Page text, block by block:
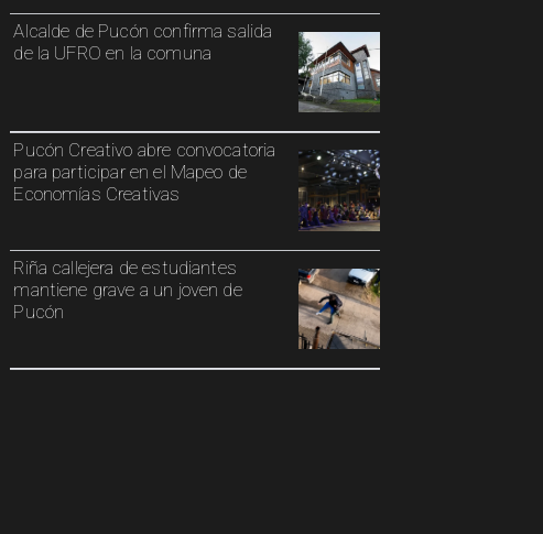
Alcalde de Pucón confirma salida
de la UFRO en la comuna
Pucón Creativo abre convocatoria
para participar en el Mapeo de
Economías Creativas
Riña callejera de estudiantes
mantiene grave a un joven de
Pucón